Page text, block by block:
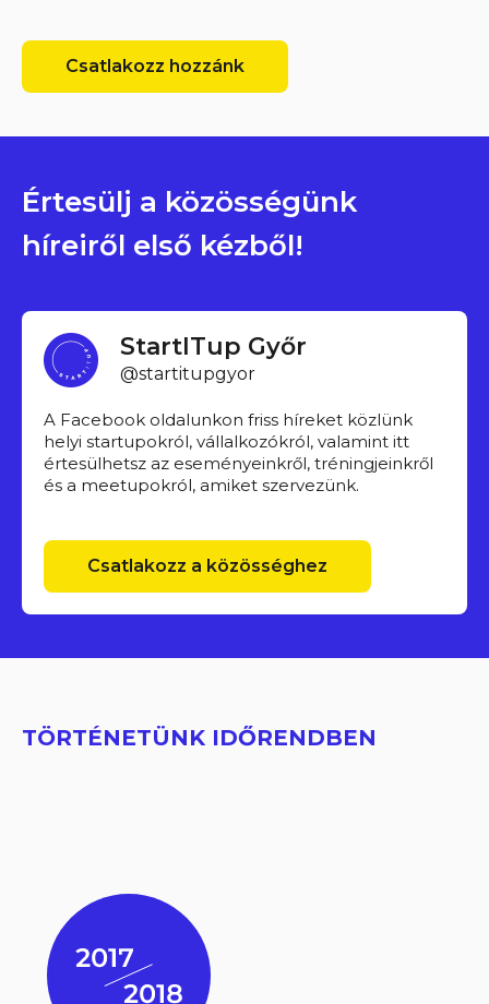
Csatlakozz hozzánk
Értesülj a közösségünk
híreiről első kézből!
StartITup Győr
@startitupgyor
A Facebook oldalunkon friss híreket közlünk
helyi startupokról, vállalkozókról, valamint itt
értesülhetsz az eseményeinkről, tréningjeinkről
és a meetupokról, amiket szervezünk.
Csatlakozz a közösséghez
TÖRTÉNETÜNK IDŐRENDBEN